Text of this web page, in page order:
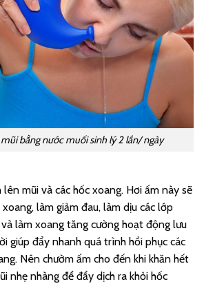
mũi bằng nước muối sinh lý 2 lần/ ngày
mũi và các hốc xoang. Hơi ấm này sẽ
làm giảm đau, làm dịu các lớp
làm xoang tăng cường hoạt động lưu
giúp đẩy nhanh quá trình hồi phục các
Nên chườm ấm cho đến khi khăn hết
nhẹ nhàng để đẩy dịch ra khỏi hốc